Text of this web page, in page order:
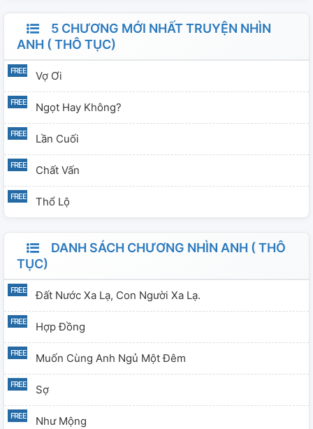
5 CHƯƠNG MỚI NHẤT TRUYỆN NHÌN
ANH ( THÔ TỤC)
Vợ Ơi
Ngọt Hay Không?
Lần Cuối
Chất Vấn
Thổ Lộ
DANH SÁCH CHƯƠNG NHÌN ANH ( THÔ
TỤC)
Đất Nước Xa Lạ, Con Người Xa Lạ.
Hợp Đồng
Muốn Cùng Anh Ngủ Một Đêm
Sợ
Như Mộng